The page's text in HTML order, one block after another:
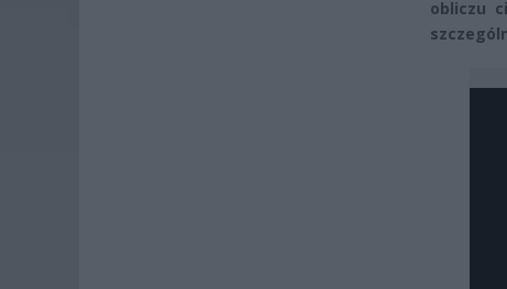
obliczu